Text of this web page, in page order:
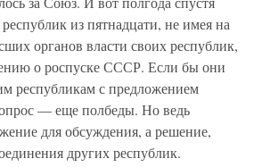
из пятнадцати, не имея на
органов власти своих республик,
о роспуске СССР. Если бы они
республикам с предложением
— еще полбеды. Но ведь
для обсуждения, а решение,
других республик.